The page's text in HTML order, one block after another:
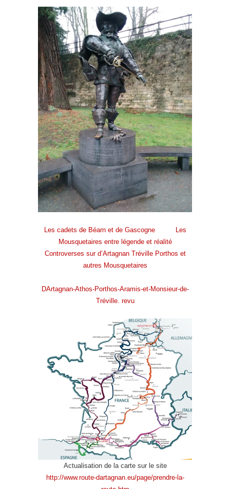
Les cadets de Béarn et de Gascogne
Les
Mousquetaires entre légende et réalité
Controverses sur d’Artagnan Tréville Porthos et
autres Mousquetaires
DArtagnan-Athos-Porthos-Aramis-et-Monsieur-de-
Tréville. revu
Actualisation de la carte sur le site
http://www.route-dartagnan.eu/page/prendre-la-